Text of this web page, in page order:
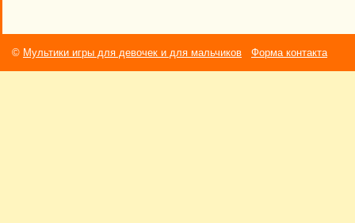
© Мультики игры для девочек и для мальчиков Форма контакта